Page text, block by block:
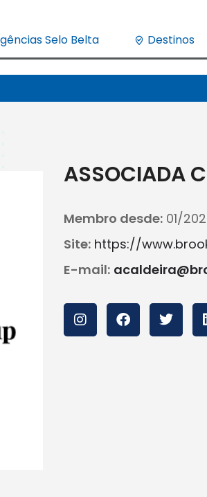
Selo Belta Destinos
ASSOCIADA
Membro desde:01/
Site: https://
E-mail: